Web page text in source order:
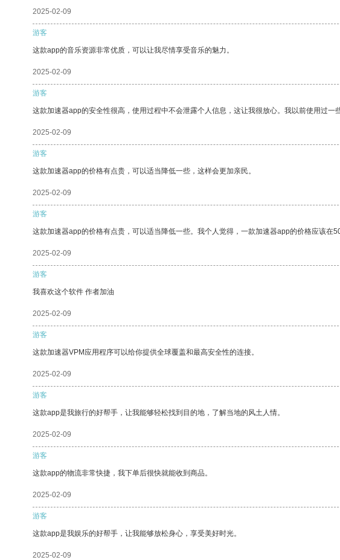
2025-02-09
游客
这款app的音乐资源非常优质，可以让我尽情享受音乐的魅力。
2025-02-09
游客
这款加速器app的安全性很高，使用过程中不会泄露个人信息，这让我很放心。我以前使用过一
2025-02-09
游客
这款加速器app的价格有点贵，可以适当降低一些，这样会更加亲民。
2025-02-09
游客
这款加速器app的价格有点贵，可以适当降低一些。我个人觉得，一款加速器app的价格应该在
2025-02-09
游客
我喜欢这个软件 作者加油
2025-02-09
游客
这款加速器VPM应用程序可以给你提供全球覆盖和最高安全性的连接。
2025-02-09
游客
这款app是我旅行的好帮手，让我能够轻松找到目的地，了解当地的风土人情。
2025-02-09
游客
这款app的物流非常快捷，我下单后很快就能收到商品。
2025-02-09
游客
这款app是我娱乐的好帮手，让我能够放松身心，享受美好时光。
2025-02-09